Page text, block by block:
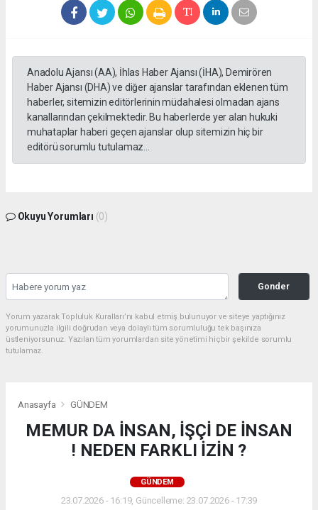
Anadolu Ajansı (AA), İhlas Haber Ajansı (İHA), Demirören
Haber Ajansı (DHA) ve diğer ajanslar tarafından eklenen tüm
haberler, sitemizin editörlerinin müdahalesi olmadan ajans
kanallarından çekilmektedir. Bu haberlerde yer alan hukuki
muhataplar haberi geçen ajanslar olup sitemizin hiç bir
editörü sorumlu tutulamaz...
Okuyu Yorumları (0)
Gonder
Yorum yazarak Topluluk Kuralları’nı kabul etmiş bulunuyor ve siteye yaptığınız
yorumunuzla ilgili doğrudan veya dolaylı tüm sorumluluğu tek başınıza
üstleniyorsunuz. Yazılan tüm yorumlardan site yönetimi hiçbir şekilde sorumlu
tutulamaz.
Anasayfa GÜNDEM
MEMUR DA İNSAN, İŞÇİ DE İNSAN
! NEDEN FARKLI İZİN ?
GÜNDEM
23.07.2026 - 16:19, Güncelleme: 23.07.2026 - 17:39